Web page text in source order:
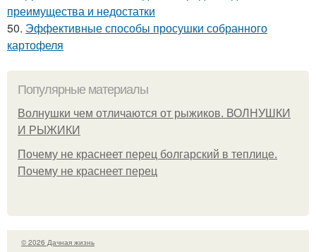
преимущества и недостатки
50. Эффективные способы просушки собранного
картофеля
Популярные материалы
Волнушки чем отличаются от рыжиков. ВОЛНУШКИ
И РЫЖИКИ
Почему не краснеет перец болгарский в теплице.
Почему не краснеет перец
© 2026 Дачная жизнь